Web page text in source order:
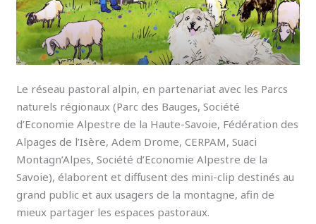
Le réseau pastoral alpin, en partenariat avec les Parcs
naturels régionaux (Parc des Bauges, Société
d’Economie Alpestre de la Haute-Savoie, Fédération des
Alpages de l’Isère, Adem Drome, CERPAM, Suaci
Montagn’Alpes, Société d’Economie Alpestre de la
Savoie), élaborent et diffusent des mini-clip destinés au
grand public et aux usagers de la montagne, afin de
mieux partager les espaces pastoraux.